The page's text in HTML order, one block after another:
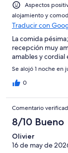
Aspectos
alojamiento y
Traducir con
La comida
recepción muy
amables y
Se alojó 1 noche en
0
Comentario
8/10 Bueno
Olivier
16 de may de